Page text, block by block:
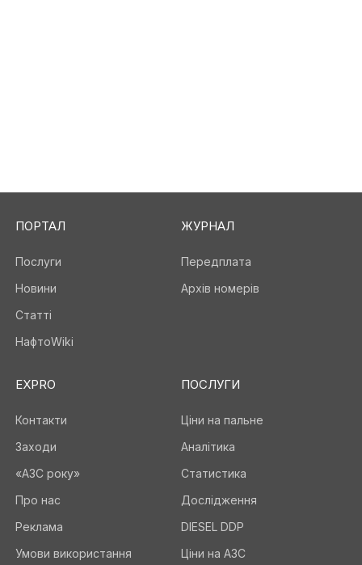
ПОРТАЛ
Послуги
Новини
Статті
НафтоWiki
ЖУРНАЛ
Передплата
Архів номерів
EXPRO
Контакти
Заходи
«АЗС року»
Про нас
Реклама
Умови використання
ПОСЛУГИ
Ціни на пальне
Аналітика
Статистика
Дослідження
DIESEL DDP
Ціни на АЗС